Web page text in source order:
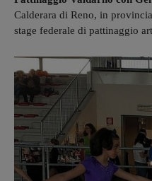
Calderara di Reno, in
stage federale di pattinaggio